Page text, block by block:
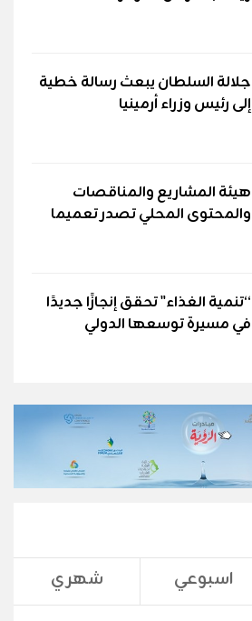
جلالة السلطان يبعث رسالة خطية
إلى رئيس وزراء أرمينيا
هيئة المشاريع والمناقصات
والمحتوى المحلي تصدر تعميما
“تنمية الغذاء" تحقق إنجازًا جديدًا
في مسيرة توسعها الدولي
اسبوعي شهري